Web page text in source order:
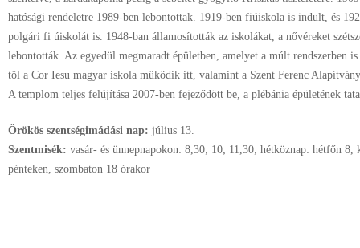
hatósági rendeletre 1989-ben lebontottak. 1919-ben fiúiskola is indult, és
polgári fi úiskolát is. 1948-ban államosították az iskolákat, a nővéreket
lebontották. Az egyedül megmaradt épületben, amelyet a múlt rendszerben
től a Cor Iesu magyar iskola működik itt, valamint a Szent Ferenc
A templom teljes felújítása 2007-ben fejeződött be, a plébánia épületének
Örökös szentségimádási nap: július 13.
Szentmisék: vasár- és ünnepnapokon: 8,30; 10; 11,30; hétköznap: hétfőn 8,
pénteken, szombaton 18 órakor